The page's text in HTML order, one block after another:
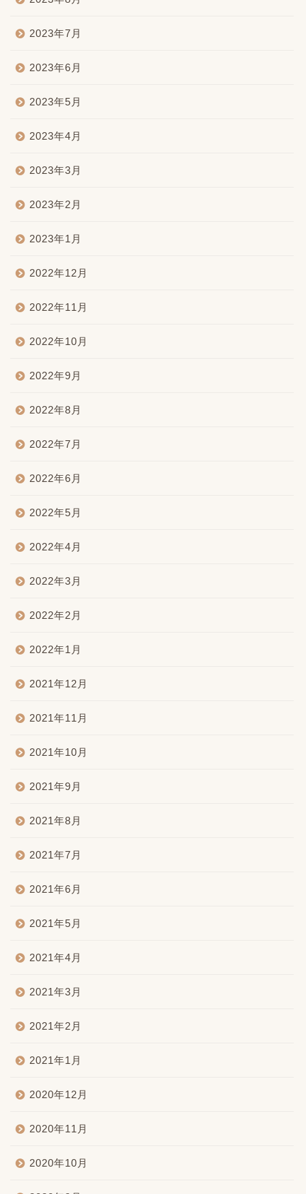
2023年7月
2023年6月
2023年5月
2023年4月
2023年3月
2023年2月
2023年1月
2022年12月
2022年11月
2022年10月
2022年9月
2022年8月
2022年7月
2022年6月
2022年5月
2022年4月
2022年3月
2022年2月
2022年1月
2021年12月
2021年11月
2021年10月
2021年9月
2021年8月
2021年7月
2021年6月
2021年5月
2021年4月
2021年3月
2021年2月
2021年1月
2020年12月
2020年11月
2020年10月